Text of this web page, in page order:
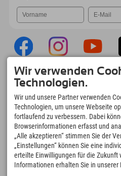
Explorer App
Upload Deiner #ExplorerMoments,
Explorer To Go mit
Bucketlist, Restaurantübersicht
downloaden!
Zeit für Explorer Moments
166
Bergseen und Erlebnisbäder
Wir verwenden
Technologien.
Wir und unsere Partner verwenden
Technologien, um unsere Webseite
fortlaufend zu verbessern. Dabei
Browserinformationen erfasst und
„Alle akzeptieren“ stimmen Sie der
„Einstellungen“ können Sie eine
erteilte Einwilligungen für die Zukunft
Informationen erhalten Sie in unserer